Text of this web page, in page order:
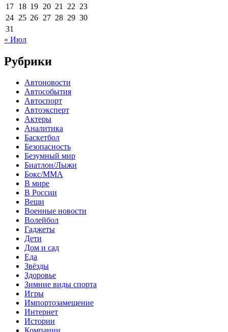
17 18 19 20 21 22 23
24 25 26 27 28 29 30
31
« Июл
Рубрики
Автоновости
Автособытия
Автоспорт
Автоэксперт
Актеры
Аналитика
Баскетбол
Безопасность
Безумный мир
Биатлон/Лыжи
Бокс/MMA
В мире
В России
Вещи
Военные новости
Волейбол
Гаджеты
Дети
Дом и сад
Еда
Звёзды
Здоровье
Зимние виды спорта
Игры
Импортозамещение
Интернет
Истории